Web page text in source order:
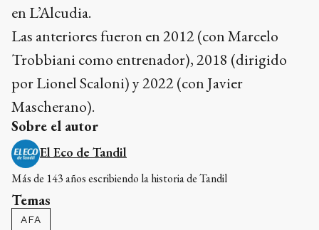
en L’Alcudia.
Las anteriores fueron en 2012 (con Marcelo
Trobbiani como entrenador), 2018 (dirigido
por Lionel Scaloni) y 2022 (con Javier
Mascherano).
Sobre el autor
El Eco de Tandil
Más de 143 años escribiendo la historia de Tandil
Temas
AFA